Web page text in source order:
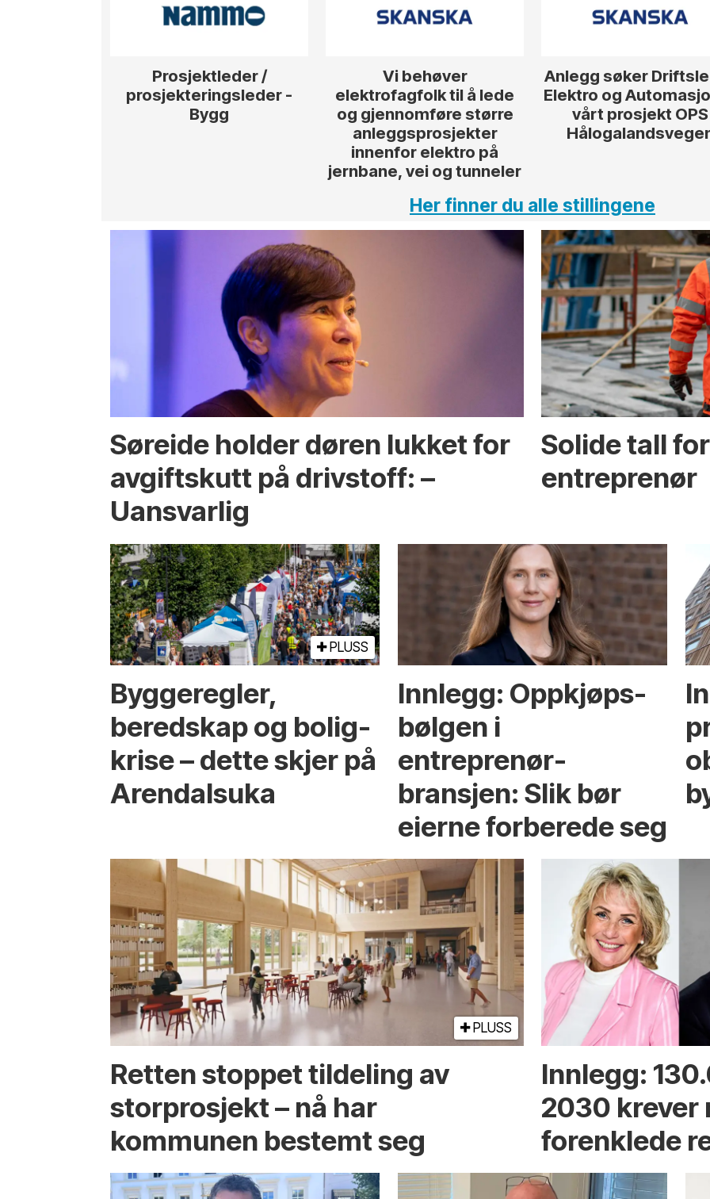
Prosjektleder /
prosjekteringsleder -
Bygg
Vi behøver
elektrofagfolk til å lede
og gjennomføre større
anleggsprosjekter
innenfor elektro på
jernbane, vei og tunneler
Anlegg søker
Elektro og
vårt prosjekt OPS
Her finner du alle stillingene
Søreide holder døren lukket for
avgiftskutt på drivstoff: –
Uansvarlig
Solide tall
entreprenør
PLUSS
Bygge­regler,
beredskap og bolig­
krise – dette skjer på
Arendals­uka
Innlegg: Oppkjøps­
bølgen i
entreprenør­
bransjen: Slik bør
eierne forberede seg
PLUSS
Retten stoppet tildeling av
storprosjekt – nå har
kommunen bestemt seg
Innlegg:
2030 krever
forenklede